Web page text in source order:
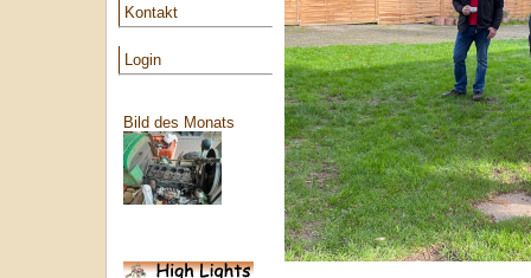
Kontakt
Login
Bild des Monats